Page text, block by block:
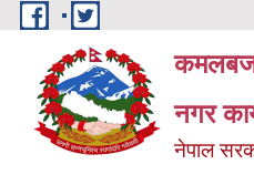
Skip to main content
नगर
नेपाल